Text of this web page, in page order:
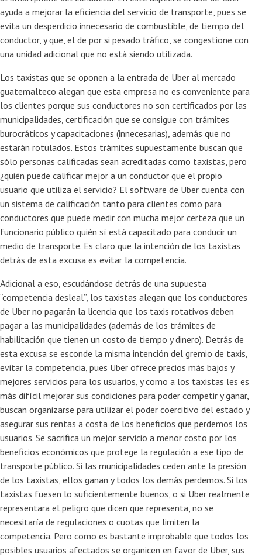
ayuda a mejorar la eficiencia del servicio de transporte, pues se
evita un desperdicio innecesario de combustible, de tiempo del
conductor, y que, el de por si pesado tráfico, se congestione con
una unidad adicional que no está siendo utilizada.
Los taxistas que se oponen a la entrada de Uber al mercado
guatemalteco alegan que esta empresa no es conveniente para
los clientes porque sus conductores no son certificados por las
municipalidades, certificación que se consigue con trámites
burocráticos y capacitaciones (innecesarias), además que no
estarán rotulados. Estos trámites supuestamente buscan que
sólo personas calificadas sean acreditadas como taxistas, pero
¿quién puede calificar mejor a un conductor que el propio
usuario que utiliza el servicio? El software de Uber cuenta con
un sistema de calificación tanto para clientes como para
conductores que puede medir con mucha mejor certeza que un
funcionario público quién sí está capacitado para conducir un
medio de transporte. Es claro que la intención de los taxistas
detrás de esta excusa es evitar la competencia.
Adicional a eso, escudándose detrás de una supuesta
“competencia desleal”, los taxistas alegan que los conductores
de Uber no pagarán la licencia que los taxis rotativos deben
pagar a las municipalidades (además de los trámites de
habilitación que tienen un costo de tiempo y dinero). Detrás de
esta excusa se esconde la misma intención del gremio de taxis,
evitar la competencia, pues Uber ofrece precios más bajos y
mejores servicios para los usuarios, y como a los taxistas les es
más difícil mejorar sus condiciones para poder competir y ganar,
buscan organizarse para utilizar el poder coercitivo del estado y
asegurar sus rentas a costa de los beneficios que perdemos los
usuarios. Se sacrifica un mejor servicio a menor costo por los
beneficios económicos que protege la regulación a ese tipo de
transporte público. Si las municipalidades ceden ante la presión
de los taxistas, ellos ganan y todos los demás perdemos. Si los
taxistas fuesen lo suficientemente buenos, o si Uber realmente
representara el peligro que dicen que representa, no se
necesitaría de regulaciones o cuotas que limiten la
competencia. Pero como es bastante improbable que todos los
posibles usuarios afectados se organicen en favor de Uber, sus